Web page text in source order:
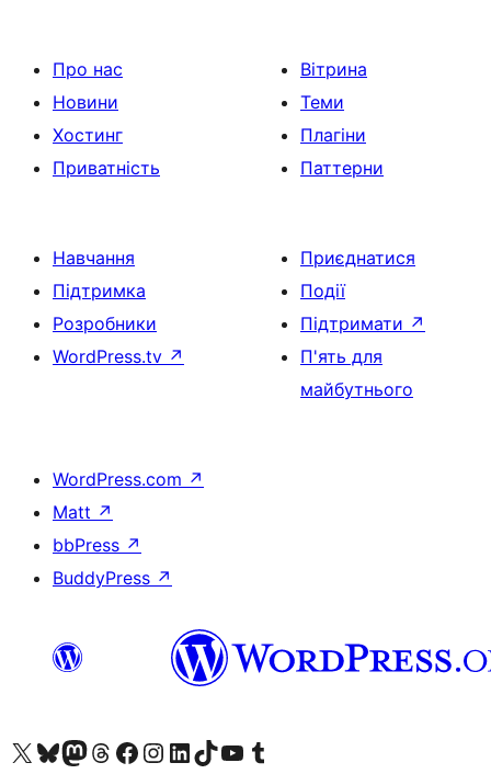
Про нас
Новини
Хостинг
Приватність
Вітрина
Теми
Плагіни
Паттерни
Навчання
Підтримка
Розробники
WordPress.tv ↗
Приєднатися
Події
Підтримати ↗
П'ять для
майбутнього
WordPress.com ↗
Matt ↗
bbPress ↗
BuddyPress ↗
Visit our X (formerly Twitter) account
Visit our Bluesky account
Завітайте до нашої стрічки в Mastodon
Visit our Threads account
Завітайте на нашу сторінку в Facebook
Visit our Instagram account
Visit our LinkedIn account
Visit our TikTok account
Visit our YouTube channel
Visit our Tumblr account